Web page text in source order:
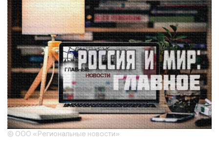
© ООО «Региональные новости»